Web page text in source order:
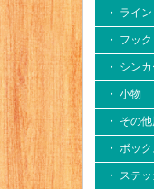
・ ライン
・ フック
・ シン
・ 小物
・ その
・ ボッ
・ ステ